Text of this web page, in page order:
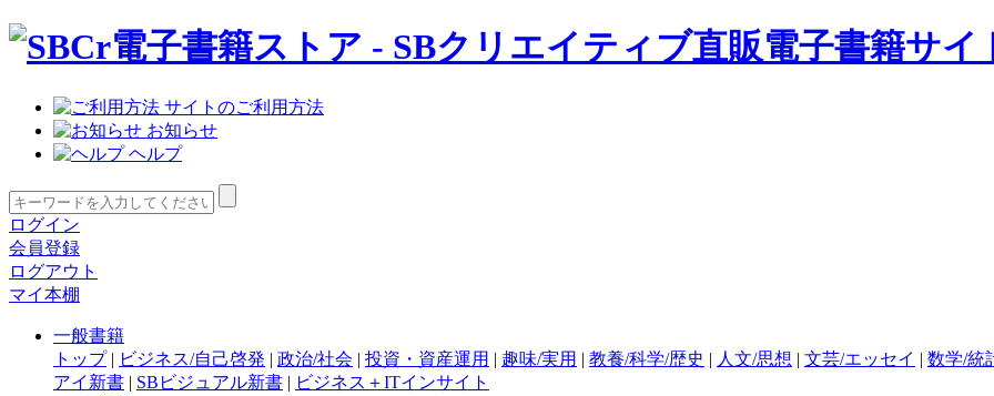
サイトのご利用方法
お知らせ
ヘルプ
ログイン
会員登録
ログアウト
マイ本棚
一般書籍
トップ| ビジネス/自己啓発 | 政治/社会 | 投資・資産運用 | 趣味/実用 | 教養/科学/歴史 | 人文/思想 | 文芸/エッセイ | 数学/統
アイ新書 | SBビジュアル新書 | ビジネス＋ITインサイト